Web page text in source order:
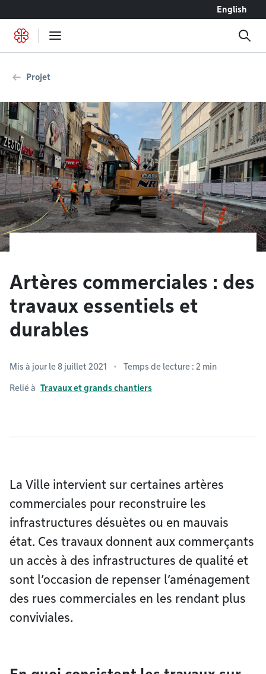
English
Projet
Artères commerciales : des
travaux essentiels et
durables
Mis à jour le 8 juillet 2021 Temps de lecture : 2 min
Relié à Travaux et grands chantiers
La Ville intervient sur certaines artères
commerciales pour reconstruire les
infrastructures désuètes ou en mauvais
état. Ces travaux donnent aux commerçants
un accès à des infrastructures de qualité et
sont l’occasion de repenser l’aménagement
des rues commerciales en les rendant plus
conviviales.